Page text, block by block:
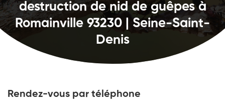
destruction de nid de guêpes à
Romainville 93230 | Seine-Saint-
Denis
Rendez-vous par téléphone